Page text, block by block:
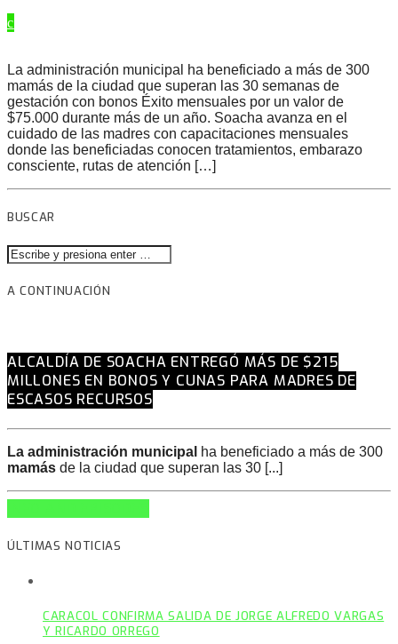
La administración municipal ha beneficiado a más de 300
mamás de la ciudad que superan las 30 semanas de
gestación con bonos Éxito mensuales por un valor de
$75.000 durante más de un año. Soacha avanza en el
cuidado de las madres con capacitaciones mensuales
donde las beneficiadas conocen tratamientos, embarazo
consciente, rutas de atención […]
BUSCAR
A CONTINUACIÓN
ALCALDÍA DE SOACHA ENTREGÓ MÁS DE $215
MILLONES EN BONOS Y CUNAS PARA MADRES DE
ESCASOS RECURSOS
La administración municipal ha beneficiado a más de 300
mamás de la ciudad que superan las 30 [...]
ÚLTIMAS NOTICIAS
CARACOL CONFIRMA SALIDA DE JORGE ALFREDO VARGAS
Y RICARDO ORREGO